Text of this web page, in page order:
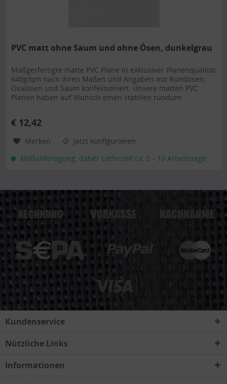
PVC matt ohne Saum und ohne Ösen, dunkelgrau
Maßgerfertigte matte PVC Plane in exklusiver Planenqualität
640g/qm nach Ihren Maßen und Angaben mit Rundösen,
Ovalösen und Saum konfektioniert. Unsere matten PVC
Planen haben auf Wunsch einen stabilen rundum
verzinkten Ösen oder auf Wunsch auch mit Edelstahlösen...
€ 12,42
Merken
Jetzt konfigurieren
Maßanfertigung, daher Lieferzeit ca. 5 - 10 Arbeitstage
Kundenservice
Nützliche Links
Informationen